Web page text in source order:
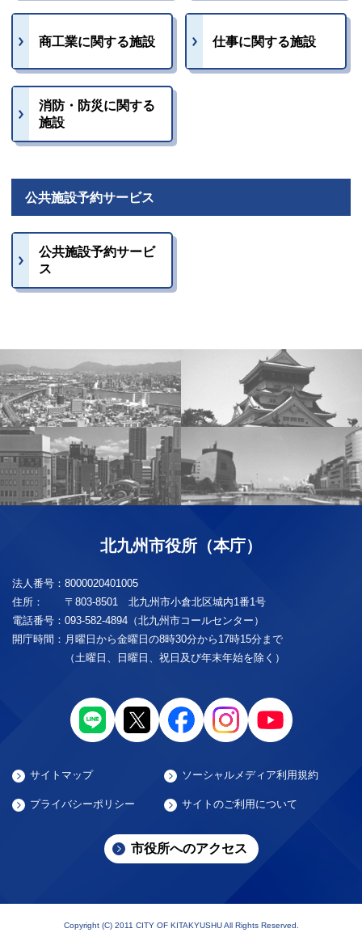
商工業に関する施設 仕事に関する施設
消防・防災に関する
施設
公共施設予約サービス
公共施設予約サービ
ス
北九州市役所（本庁）
法人番号： 8000020401005
住所：
〒803-8501 北九州市小倉北区城内1番1号
電話番号： 093-582-4894（北九州市コールセンター）
開庁時間： 月曜日から金曜日の8時30分から17時15分まで
（土曜日、日曜日、祝日及び年末年始を除く）
サイトマップ ソーシャルメディア利用規約
プライバシーポリシー サイトのご利用について
市役所へのアクセス
Copyright (C) 2011 CITY OF KITAKYUSHU All Rights Reserved.